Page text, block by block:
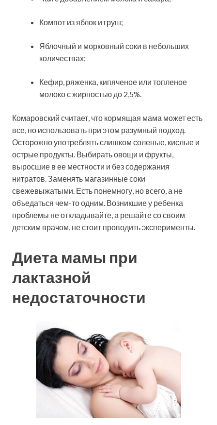
Компот из яблок и груш;
Яблочный и морковный соки в небольших
количествах;
Кефир, ряженка, кипяченое или топленое
молоко с жирностью до 2,5%.
Комаровский считает, что кормящая мама может есть
все, но использовать при этом разумный подход.
Осторожно употреблять слишком соленые, кислые и
острые продукты. Выбирать овощи и фрукты,
выросшие в ее местности и без содержания
нитратов. Заменять магазинные соки
свежевыжатыми. Есть понемногу, но всего, а не
объедаться чем-то одним. Возникшие у ребенка
проблемы не откладывайте, а решайте со своим
детским врачом, не стоит проводить эксперименты.
Диета мамы при
лактазной
недостаточности